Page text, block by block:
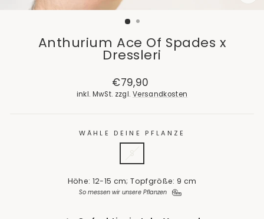
Anthurium Ace Of Spades x
Dressleri
Normaler
Preis
€79,90
inkl. MwSt. zzgl. Versandkosten
WÄHLE DEINE PFLANZE
Höhe: 12-15 cm; Topfgröße: 9 cm
So messen wir unsere Pflanzen